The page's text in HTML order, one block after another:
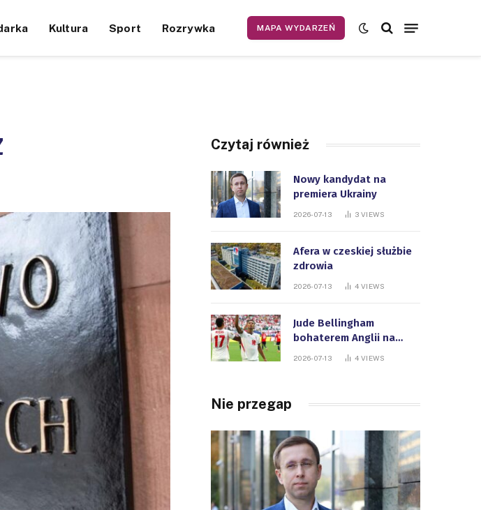
Kultura Sport Rozrywka MAPA WYDARZEŃ
Czytaj również
Nowy kandydat na
premiera Ukrainy
2026-07-13 3 VIEWS
Afera w czeskiej służbie
zdrowia
2026-07-13 4 VIEWS
Jude Bellingham
bohaterem Anglii na
Mistrzostwach Świata
2026-07-13 4 VIEWS
Nie przegap